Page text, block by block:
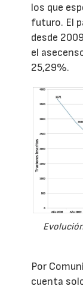
los que
futuro. El
desde
el
25,29%.
Por
cuenta